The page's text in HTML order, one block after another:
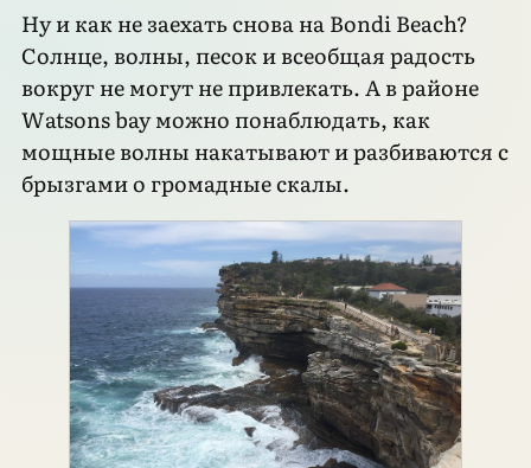
Ну и как не заехать снова на Bondi Beach?
Солнце, волны, песок и всеобщая радость
вокруг не могут не привлекать. А в районе
Watsons bay можно понаблюдать, как
мощные волны накатывают и разбиваются с
брызгами о громадные скалы.